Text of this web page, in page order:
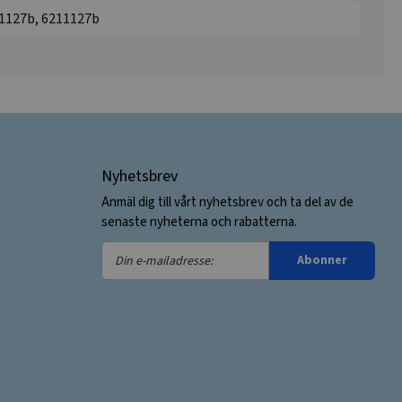
6211127b
Nyhetsbrev
Anmäl dig till vårt nyhetsbrev och ta del av de
senaste nyheterna och rabatterna.
Din
e-
Abonner